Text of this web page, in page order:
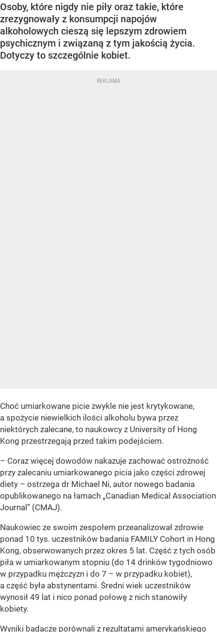
Osoby, które nigdy nie piły oraz takie, które
zrezygnowały z konsumpcji napojów
alkoholowych cieszą się lepszym zdrowiem
psychicznym i związaną z tym jakością życia.
Dotyczy to szczególnie kobiet.
Choć umiarkowane picie zwykle nie jest krytykowane,
a spożycie niewielkich ilości alkoholu bywa przez
niektórych zalecane, to naukowcy z University of Hong
Kong przestrzegają przed takim podejściem.
– Coraz więcej dowodów nakazuje zachować ostrożność
przy zalecaniu umiarkowanego picia jako części zdrowej
diety – ostrzega dr Michael Ni, autor nowego badania
opublikowanego na łamach „Canadian Medical Association
Journal” (CMAJ).
Naukowiec ze swoim zespołem przeanalizował zdrowie
ponad 10 tys. uczestników badania FAMILY Cohort in Hong
Kong, obserwowanych przez okres 5 lat. Część z tych osób
piła w umiarkowanym stopniu (do 14 drinków tygodniowo
w przypadku mężczyzn i do 7 – w przypadku kobiet),
a część była abstynentami. Średni wiek uczestników
wynosił 49 lat i nico ponad połowę z nich stanowiły
kobiety.
Wyniki badacze porównali z rezultatami amerykańskiego